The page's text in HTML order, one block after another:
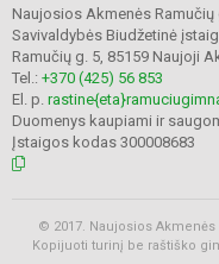
Naujosios Akmenės Ramučių
Savivaldybės Biudžetinė
Ramučių g. 5, 85159 Naujoji
Tel.: +370 (425) 56 853
El. p.
Duomenys kaupiami ir
Įstaigos kodas 300008683
© 2017. Naujosios
Kopijuoti turinį be raštiško